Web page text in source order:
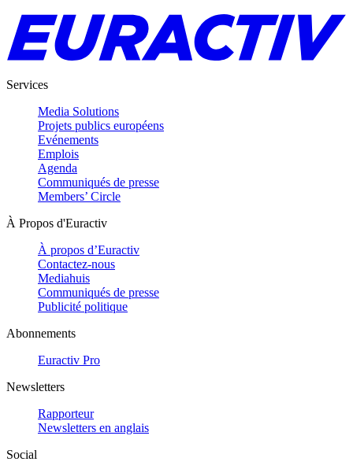
Services
Media Solutions
Projets publics européens
Evénements
Emplois
Agenda
Communiqués de presse
Members’ Circle
À Propos d'Euractiv
À propos d’Euractiv
Contactez-nous
Mediahuis
Communiqués de presse
Publicité politique
Abonnements
Euractiv Pro
Newsletters
Rapporteur
Newsletters en anglais
Social